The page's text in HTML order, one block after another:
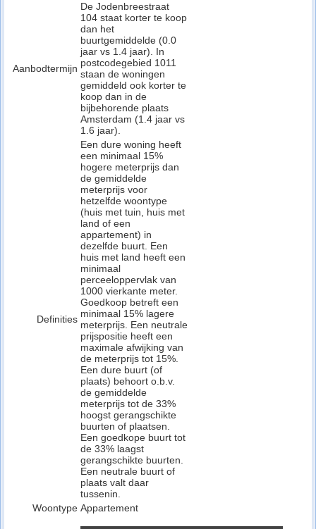
Aanbodtermijn
De Jodenbreestraat
104 staat korter te koop
dan het
buurtgemiddelde (0.0
jaar vs 1.4 jaar). In
postcodegebied 1011
staan de woningen
gemiddeld ook korter te
koop dan in de
bijbehorende plaats
Amsterdam (1.4 jaar vs
1.6 jaar).
Definities
Een dure woning heeft
een minimaal 15%
hogere meterprijs dan
de gemiddelde
meterprijs voor
hetzelfde woontype
(huis met tuin, huis met
land of een
appartement) in
dezelfde buurt. Een
huis met land heeft een
minimaal
perceeloppervlak van
1000 vierkante meter.
Goedkoop betreft een
minimaal 15% lagere
meterprijs. Een neutrale
prijspositie heeft een
maximale afwijking van
de meterprijs tot 15%.
Een dure buurt (of
plaats) behoort o.b.v.
de gemiddelde
meterprijs tot de 33%
hoogst gerangschikte
buurten of plaatsen.
Een goedkope buurt tot
de 33% laagst
gerangschikte buurten.
Een neutrale buurt of
plaats valt daar
tussenin.
Woontype Appartement